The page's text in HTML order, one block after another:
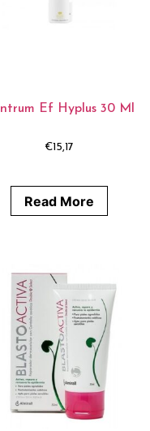
Ef Hyplus 30 Ml
€15,17
Read More